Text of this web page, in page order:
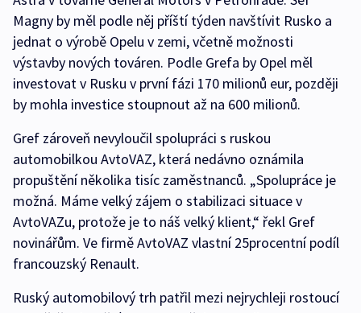
Magny by měl podle něj příští týden navštívit Rusko a
jednat o výrobě Opelu v zemi, včetně možnosti
výstavby nových továren. Podle Grefa by Opel měl
investovat v Rusku v první fázi 170 milionů eur, později
by mohla investice stoupnout až na 600 milionů.
Gref zároveň nevyloučil spolupráci s ruskou
automobilkou AvtoVAZ, která nedávno oznámila
propuštění několika tisíc zaměstnanců. „Spolupráce je
možná. Máme velký zájem o stabilizaci situace v
AvtoVAZu, protože je to náš velký klient,“ řekl Gref
novinářům. Ve firmě AvtoVAZ vlastní 25procentní podíl
francouzský Renault.
Ruský automobilový trh patřil mezi nejrychleji rostoucí